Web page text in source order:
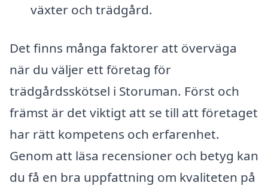
växter och trädgård.
Det finns många faktorer att överväga
när du väljer ett företag för
trädgårdsskötsel i Storuman. Först och
främst är det viktigt att se till att företaget
har rätt kompetens och erfarenhet.
Genom att läsa recensioner och betyg kan
du få en bra uppfattning om kvaliteten på